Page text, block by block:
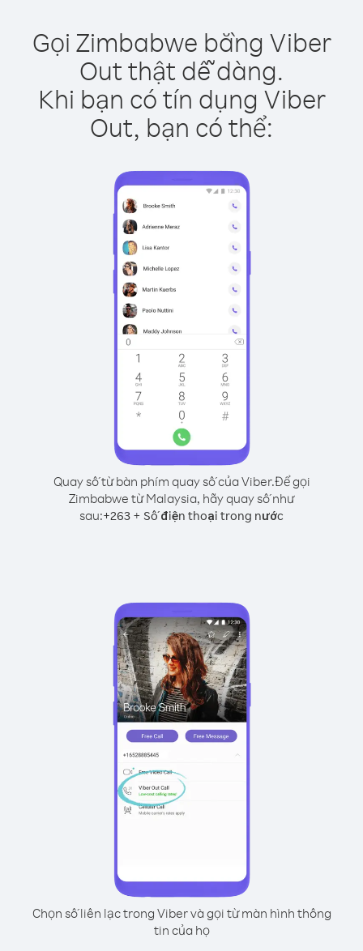
Gọi Zimbabwe bằng Viber
Out thật dễ dàng.
Khi bạn có tín dụng Viber
Out, bạn có thể:
Quay số từ bàn phím quay số của Viber.Để gọi
Zimbabwe từ Malaysia, hãy quay số như
sau:+263 + Số điện thoại trong nước
Chọn số liên lạc trong Viber và gọi từ màn hình thông
tin của họ